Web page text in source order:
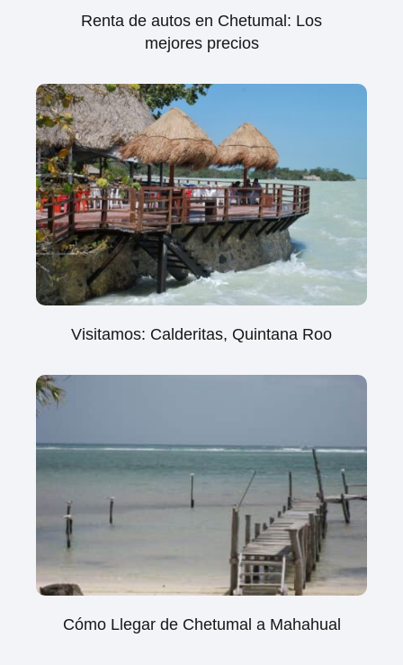
Renta de autos en Chetumal: Los
mejores precios
Visitamos: Calderitas, Quintana Roo
Cómo Llegar de Chetumal a Mahahual